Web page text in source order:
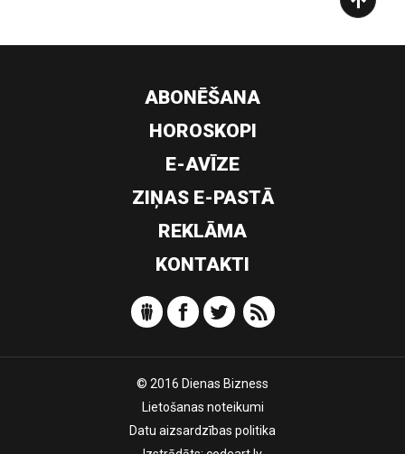
ABONĒŠANA
HOROSKOPI
E-AVĪZE
ZIŅAS E-PASTĀ
REKLĀMA
KONTAKTI
© 2016 Dienas Bizness
Lietošanas noteikumi
Datu aizsardzības politika